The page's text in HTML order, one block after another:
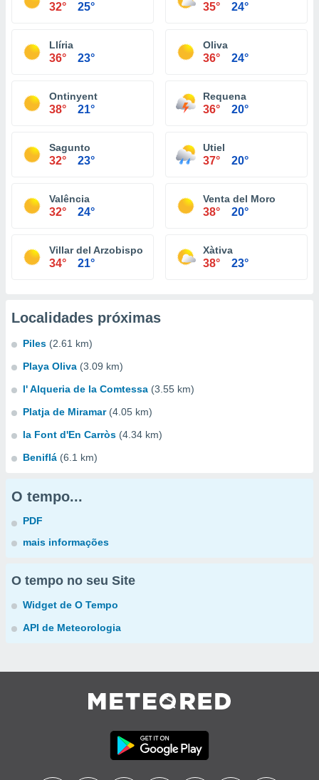
32° 25° 35° 24°
Llíria
36° 23°
Oliva
36° 24°
Ontinyent
38° 21°
Requena
36° 20°
Sagunto
32° 23°
Utiel
37° 20°
Valência
32° 24°
Venta del Moro
38° 20°
Villar del Arzobispo
34° 21°
Xàtiva
38° 23°
Localidades próximas
Piles (2.61 km)
Playa Oliva (3.09 km)
l' Alqueria de la Comtessa (3.55 km)
Platja de Miramar (4.05 km)
la Font d'En Carròs (4.34 km)
Beniflá (6.1 km)
O tempo...
PDF
mais informações
O tempo no seu Site
Widget de O Tempo
API de Meteorologia